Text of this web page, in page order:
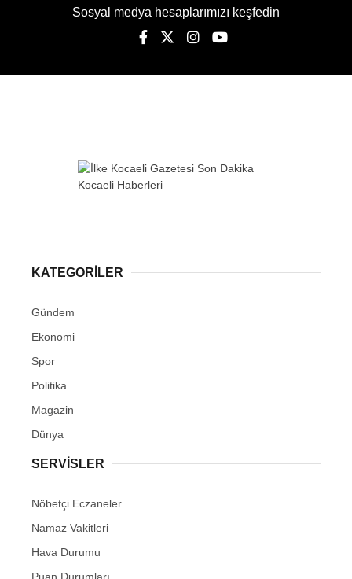
Sosyal medya hesaplarımızı keşfedin
KATEGORİLER
Gündem
Ekonomi
Spor
Politika
Magazin
Dünya
SERVİSLER
Nöbetçi Eczaneler
Namaz Vakitleri
Hava Durumu
Puan Durumları